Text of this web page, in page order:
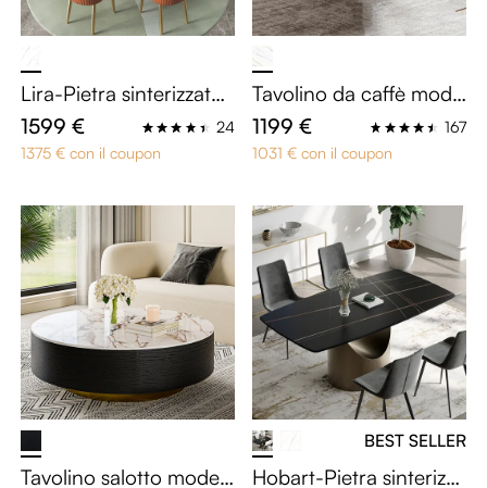
Lira-Pietra sinterizzata
Tavoli da pranzo
1599 €
24
1375 € con il coupon
Tavolino da caffè mode
rno Drum
1199 €
167
1031 € con il coupon
Tavolino salotto moder
BEST SELLER
Hobart-Pietra sinterizza